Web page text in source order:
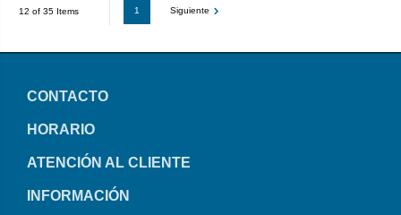
12 of 35 Items 1 Siguiente
CONTACTO
HORARIO
ATENCIÓN AL CLIENTE
INFORMACIÓN